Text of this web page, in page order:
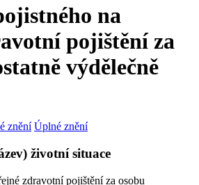
na
pojištění za
výdělečně
znění Úplné znění
životní situace
zdravotní pojištění za osobu